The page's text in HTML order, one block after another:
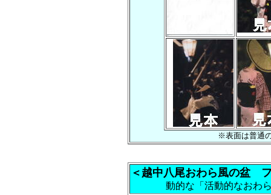
※表面は普通
＜越中八尾おわら風の盆
動的な「活動的なおわ